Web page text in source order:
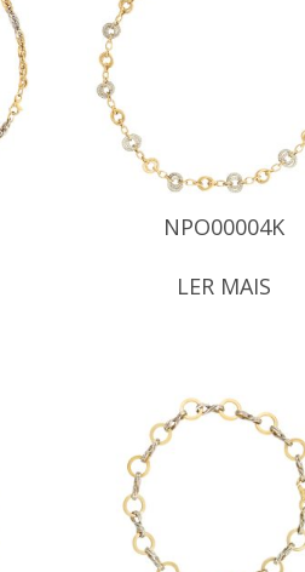
NPO00004K
LER MAIS